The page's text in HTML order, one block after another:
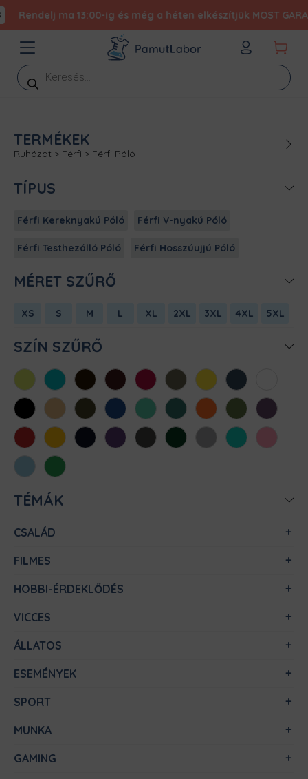
Rendelj ma 13:00-ig és még a héten elkészítjük MOST
Products
search
TERMÉKEK
Ruházat > Férfi > Férfi Póló
TÍPUS
Férfi Kereknyakú Póló Férfi V-nyakú Póló
Férfi Testhezálló Póló Férfi Hosszúujjú Póló
MÉRET SZŰRŐ
XS S M L XL 2XL 3XL 4XL 5XL
SZÍN SZŰRŐ
AlmazöldAtollkékBarnaBordóChili Cink Citromsárga
Denim
FeketeHomokKhaki KirálykékMentaMéregzöld
NarancsOliva Padlizsán
Piros SárgaSötétkékSötétlilaSötétszürke
SötétzöldSportszürke
Türkiz
Világos
rózsaszín
Világoskék
Zöld
TÉMÁK
CSALÁD
FILMES
HOBBI-ÉRDEKLŐDÉS
VICCES
ÁLLATOS
ESEMÉNYEK
SPORT
MUNKA
GAMING